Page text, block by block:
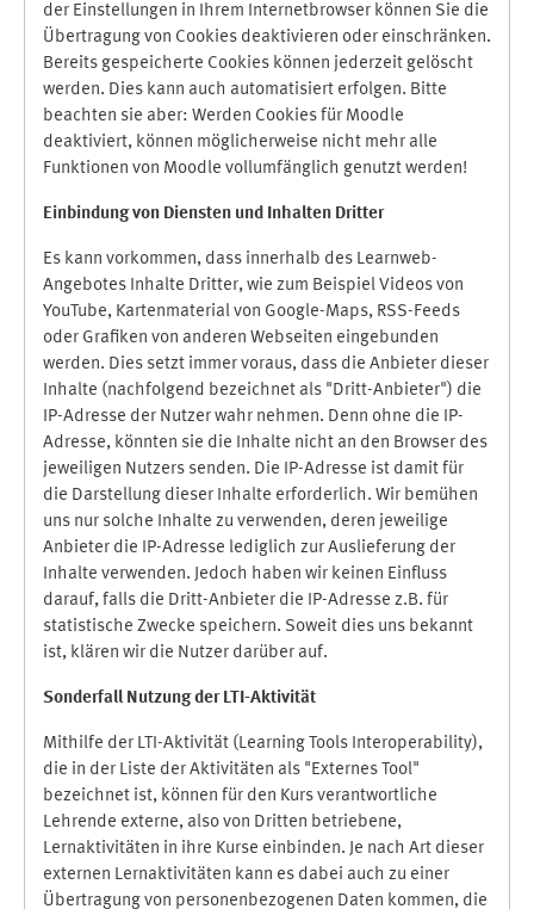
der Einstellungen in Ihrem Internetbrowser können Sie die
Übertragung von Cookies deaktivieren oder einschränken.
Bereits gespeicherte Cookies können jederzeit gelöscht
werden. Dies kann auch automatisiert erfolgen. Bitte
beachten sie aber: Werden Cookies für Moodle
deaktiviert, können möglicherweise nicht mehr alle
Funktionen von Moodle vollumfänglich genutzt werden!
Einbindung von Diensten und Inhalten Dritter
Es kann vorkommen, dass innerhalb des Learnweb-
Angebotes Inhalte Dritter, wie zum Beispiel Videos von
YouTube, Kartenmaterial von Google-Maps, RSS-Feeds
oder Grafiken von anderen Webseiten eingebunden
werden. Dies setzt immer voraus, dass die Anbieter dieser
Inhalte (nachfolgend bezeichnet als "Dritt-Anbieter") die
IP-Adresse der Nutzer wahr nehmen. Denn ohne die IP-
Adresse, könnten sie die Inhalte nicht an den Browser des
jeweiligen Nutzers senden. Die IP-Adresse ist damit für
die Darstellung dieser Inhalte erforderlich. Wir bemühen
uns nur solche Inhalte zu verwenden, deren jeweilige
Anbieter die IP-Adresse lediglich zur Auslieferung der
Inhalte verwenden. Jedoch haben wir keinen Einfluss
darauf, falls die Dritt-Anbieter die IP-Adresse z.B. für
statistische Zwecke speichern. Soweit dies uns bekannt
ist, klären wir die Nutzer darüber auf.
Sonderfall Nutzung der LTI-Aktivität
Mithilfe der LTI-Aktivität (Learning Tools Interoperability),
die in der Liste der Aktivitäten als "Externes Tool"
bezeichnet ist, können für den Kurs verantwortliche
Lehrende externe, also von Dritten betriebene,
Lernaktivitäten in ihre Kurse einbinden. Je nach Art dieser
externen Lernaktivitäten kann es dabei auch zu einer
Übertragung von personenbezogenen Daten kommen, die